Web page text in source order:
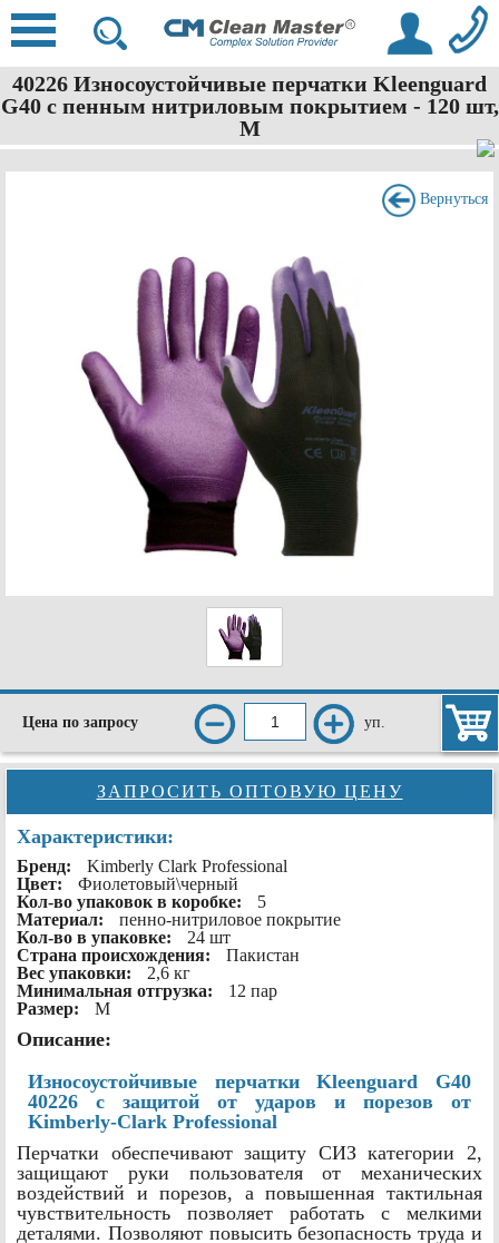
40226 Износоустойчивые перчатки Kleenguard
G40 с пенным нитриловым покрытием - 120 шт,
M
Вернуться
Цена по запросу уп.
ЗАПРОСИТЬ ОПТОВУЮ ЦЕНУ
Характеристики:
Бренд:
Kimberly Clark Professional
Цвет:
Фиолетовый\черный
Кол-во упаковок в коробке:
5
Материал:
пенно-нитриловое покрытие
Кол-во в упаковке:
24 шт
Страна происхождения:
Пакистан
Вес упаковки:
2,6 кг
Минимальная отгрузка:
12 пар
Размер:
M
Описание:
Износоустойчивые перчатки Kleenguard G40
40226 с защитой от ударов и порезов от
Kimberly-Clark Professional
Перчатки обеспечивают защиту СИЗ категории 2,
защищают руки пользователя от механических
воздействий и порезов, а повышенная тактильная
чувствительность позволяет работать с мелкими
деталями. Позволяют повысить безопасность труда и